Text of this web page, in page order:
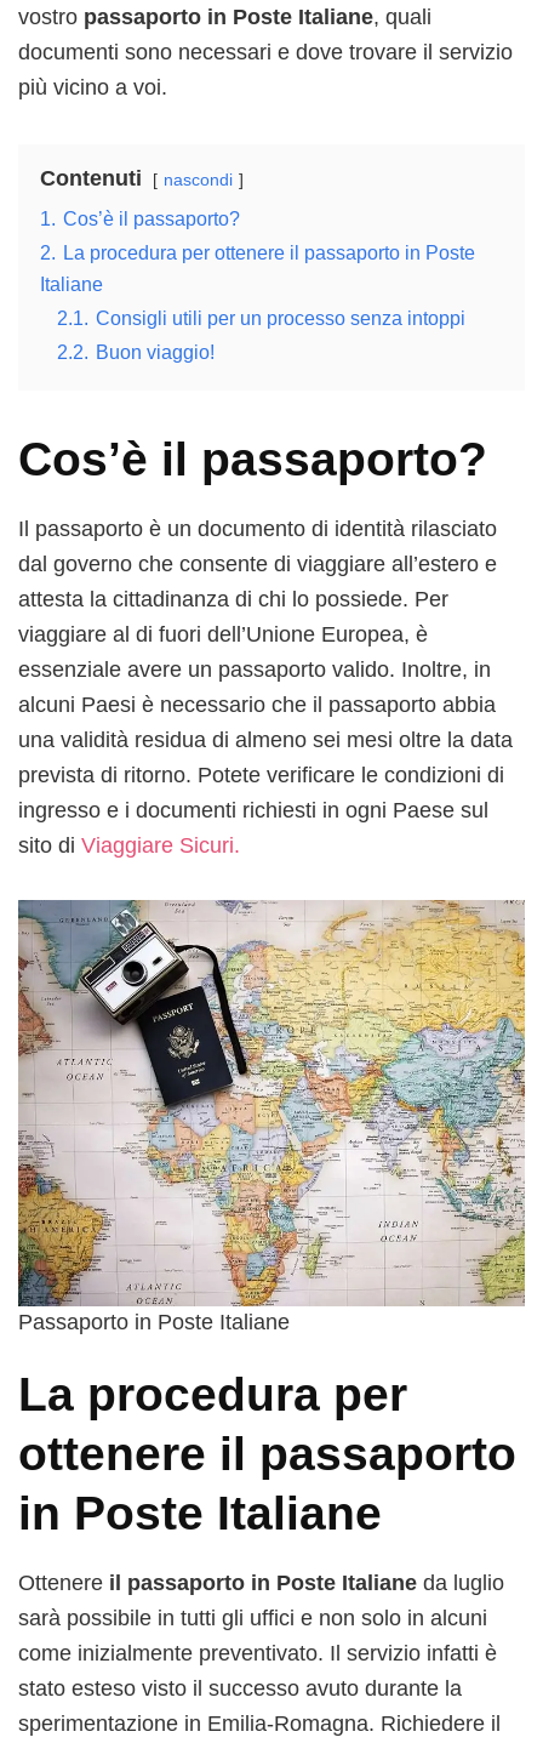
vostro passaporto in Poste Italiane, quali
documenti sono necessari e dove trovare il servizio
più vicino a voi.
Contenuti nascondi
1. Cos’è il passaporto?
2. La procedura per ottenere il passaporto in Poste
Italiane
2.1. Consigli utili per un processo senza intoppi
2.2. Buon viaggio!
Cos’è il passaporto?
Il passaporto è un documento di identità rilasciato
dal governo che consente di viaggiare all’estero e
attesta la cittadinanza di chi lo possiede. Per
viaggiare al di fuori dell’Unione Europea, è
essenziale avere un passaporto valido. Inoltre, in
alcuni Paesi è necessario che il passaporto abbia
una validità residua di almeno sei mesi oltre la data
prevista di ritorno. Potete verificare le condizioni di
ingresso e i documenti richiesti in ogni Paese sul
sito di Viaggiare Sicuri.
Passaporto in Poste Italiane
La procedura per
ottenere il passaporto
in Poste Italiane
Ottenere il passaporto in Poste Italiane da luglio
sarà possibile in tutti gli uffici e non solo in alcuni
come inizialmente preventivato. Il servizio infatti è
stato esteso visto il successo avuto durante la
sperimentazione in Emilia-Romagna. Richiedere il